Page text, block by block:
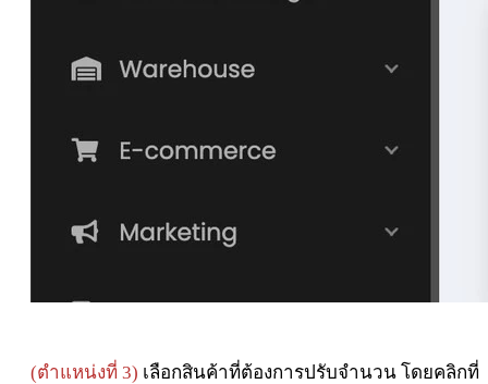
(ตำแหน่งที่ 3) เลือกสินค้าที่ต้องการปรับจำนวน โดยคลิกที่